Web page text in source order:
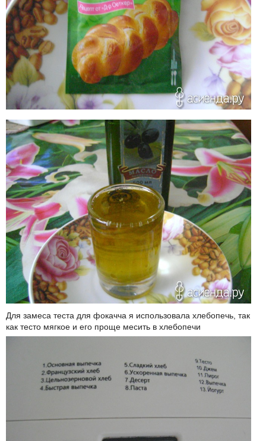
Для замеса теста для фокачча я использовала хлебопечь, так
как тесто мягкое и его проще месить в хлебопечи